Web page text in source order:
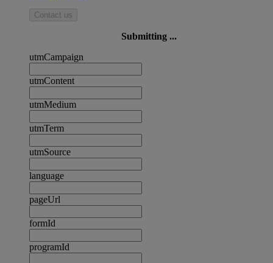
Contact us
Submitting ...
utmCampaign
utmContent
utmMedium
utmTerm
utmSource
language
pageUrl
formId
programId